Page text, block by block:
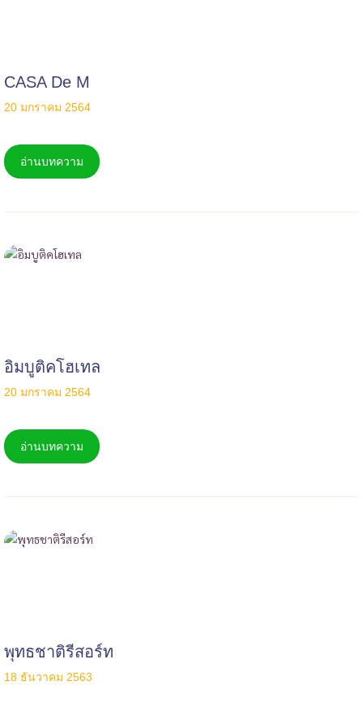
CASA De M
20 มกราคม 2564
อ่านบทความ
อิมบูติคโฮเทล
20 มกราคม 2564
อ่านบทความ
พุทธชาติรีสอร์ท
18 ธันวาคม 2563